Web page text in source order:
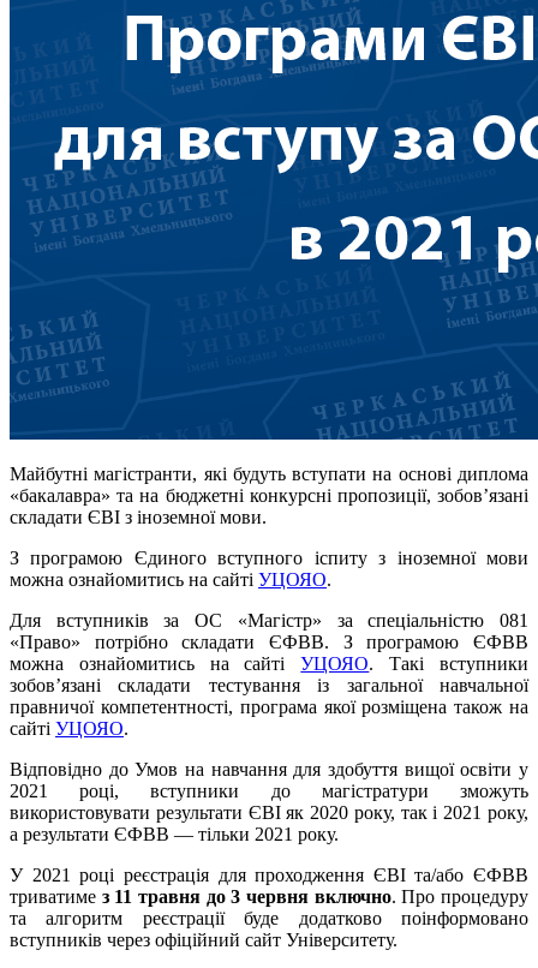
Майбутні магістранти, які будуть вступати на основі диплома
«бакалавра» та на бюджетні конкурсні пропозиції, зобов’язані
складати ЄВІ з іноземної мови.
З програмою Єдиного вступного іспиту з іноземної мови
можна ознайомитись на сайті УЦОЯО.
Для вступників за ОС «Магістр» за спеціальністю 081
«Право» потрібно складати ЄФВВ. З програмою ЄФВВ
можна ознайомитись на сайтіУЦОЯО. Такі вступники
зобов’язані складати тестування із загальної навчальної
правничої компетентності, програма якої розміщена також на
сайті УЦОЯО.
Відповідно до Умов на навчання для здобуття вищої освіти у
2021 році, вступники до магістратури зможуть
використовувати результати ЄВІ як 2020 року, так і 2021 року,
а результати ЄФВВ — тільки 2021 року.
У 2021 році реєстрація для проходження ЄВІ та/або ЄФВВ
триватиме з 11 травня до 3 червня включно. Про процедуру
та алгоритм реєстрації буде додатково поінформовано
вступників через офіційний сайт Університету.